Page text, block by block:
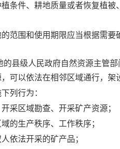
条件、耕地质量或者恢复植
范围和使用期限应当根据需
的县级人民政府自然资源主管
可以依法在相邻区域通行，
列行为：
采区域勘查、开采矿产资源；
的生产秩序、工作秩序；
依法开采的矿产品；